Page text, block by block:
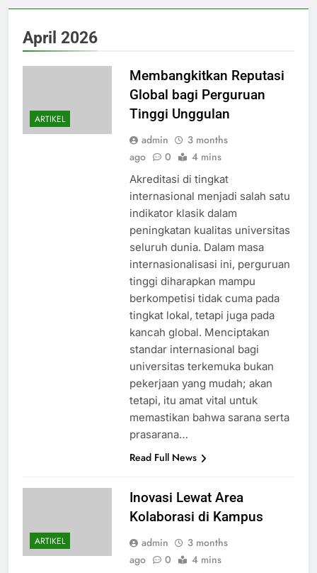
April 2026
ARTIKEL
Membangkitkan Reputasi
Global bagi Perguruan
Tinggi Unggulan
admin
3 months
ago
0 4 mins
Akreditasi di tingkat
internasional menjadi salah satu
indikator klasik dalam
peningkatan kualitas universitas
seluruh dunia. Dalam masa
internasionalisasi ini, perguruan
tinggi diharapkan mampu
berkompetisi tidak cuma pada
tingkat lokal, tetapi juga pada
kancah global. Menciptakan
standar internasional bagi
universitas terkemuka bukan
pekerjaan yang mudah; akan
tetapi, itu amat vital untuk
memastikan bahwa sarana serta
prasarana…
Read Full News
ARTIKEL
Inovasi Lewat Area
Kolaborasi di Kampus
admin
3 months
ago
0 4 mins